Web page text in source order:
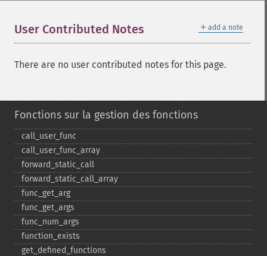
＋ add a note
User Contributed Notes
There are no user contributed notes for this page.
Fonctions sur la gestion des fonctions
call_​user_​func
call_​user_​func_​array
forward_​static_​call
forward_​static_​call_​array
func_​get_​arg
func_​get_​args
func_​num_​args
function_​exists
get_​defined_​functions